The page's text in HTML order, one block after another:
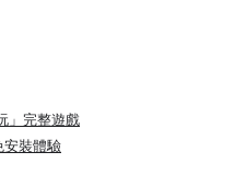
」完整遊戲
安裝體驗